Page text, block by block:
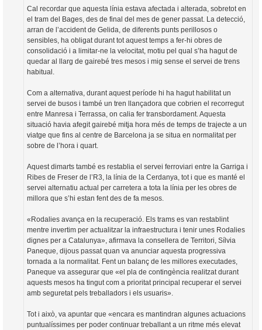
Cal recordar que aquesta línia estava afectada i alterada, sobretot en
el tram del Bages, des de final del mes de gener passat. La detecció,
arran de l’accident de Gelida, de diferents punts perillosos o
sensibles, ha obligat durant tot aquest temps a fer-hi obres de
consolidació i a limitar-ne la velocitat, motiu pel qual s’ha hagut de
quedar al llarg de gairebé tres mesos i mig sense el servei de trens
habitual.
Com a alternativa, durant aquest període hi ha hagut habilitat un
servei de busos i també un tren llançadora que cobrien el recorregut
entre Manresa i Terrassa, on calia fer transbordament. Aquesta
situació havia afegit gairebé mitja hora més de temps de trajecte a un
viatge que fins al centre de Barcelona ja se situa en normalitat per
sobre de l’hora i quart.
Aquest dimarts també es restablia el servei ferroviari entre la Garriga i
Ribes de Freser de l’R3, la línia de la Cerdanya, tot i que es manté el
servei alternatiu actual per carretera a tota la línia per les obres de
millora que s’hi estan fent des de fa mesos.
«Rodalies avança en la recuperació. Els trams es van restablint
mentre invertim per actualitzar la infraestructura i tenir unes Rodalies
dignes per a Catalunya», afirmava la consellera de Territori, Sílvia
Paneque, dijous passat quan va anunciar aquesta progressiva
tornada a la normalitat. Fent un balanç de les millores executades,
Paneque va assegurar que «el pla de contingència realitzat durant
aquests mesos ha tingut com a prioritat principal recuperar el servei
amb seguretat pels treballadors i els usuaris».
Tot i això, va apuntar que «encara es mantindran algunes actuacions
puntualíssimes per poder continuar treballant a un ritme més elevat